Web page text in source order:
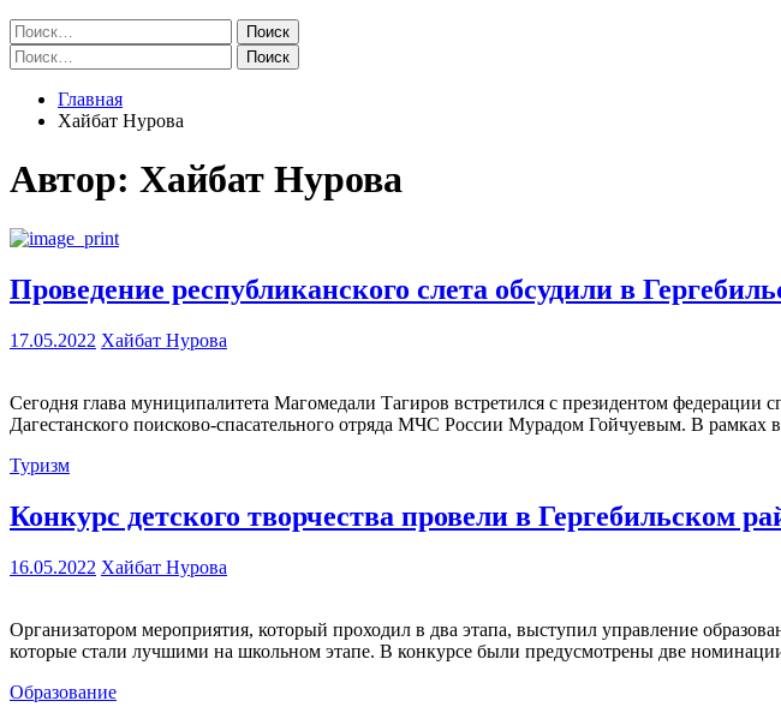
Найти:
Найти:
Главная
Хайбат Нурова
Автор: Хайбат Нурова
Проведение республиканского слета обсудили в
17.05.2022 Хайбат Нурова
Сегодня глава муниципалитета Магомедали Тагиров встретился с президентом
Дагестанского поисково-спасательного отряда МЧС России Мурадом Гойчуевым. В рамках
Туризм
Конкурс детского творчества провели в Гергебильском
16.05.2022 Хайбат Нурова
Организатором мероприятия, который проходил в два этапа, выступил управление
которые стали лучшими на школьном этапе. В конкурсе были предусмотрены две
Образование